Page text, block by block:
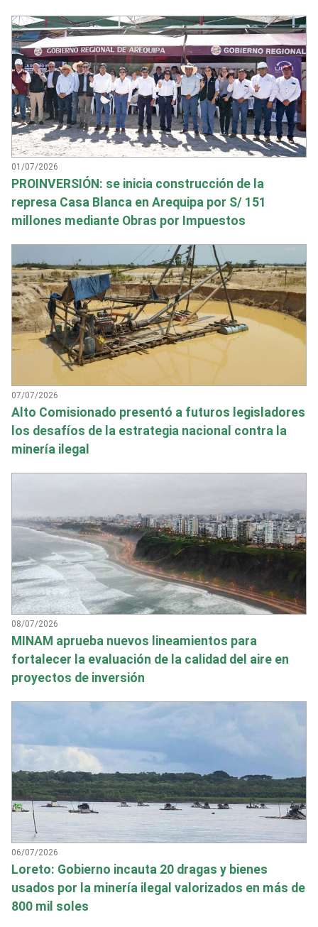
01/07/2026
PROINVERSIÓN: se inicia construcción de la
represa Casa Blanca en Arequipa por S/ 151
millones mediante Obras por Impuestos
07/07/2026
Alto Comisionado presentó a futuros legisladores
los desafíos de la estrategia nacional contra la
minería ilegal
08/07/2026
MINAM aprueba nuevos lineamientos para
fortalecer la evaluación de la calidad del aire en
proyectos de inversión
06/07/2026
Loreto: Gobierno incauta 20 dragas y bienes
usados por la minería ilegal valorizados en más de
800 mil soles